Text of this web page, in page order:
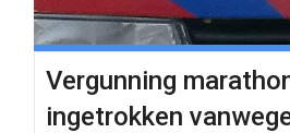
Vergunning
ingetrokken